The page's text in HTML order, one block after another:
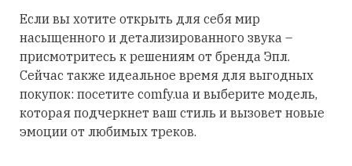
Если вы хотите открыть для себя мир
насыщенного и детализированного звука –
присмотритесь к решениям от бренда Эпл.
Сейчас также идеальное время для выгодных
покупок: посетите comfy.ua и выберите модель,
которая подчеркнет ваш стиль и вызовет новые
эмоции от любимых треков.